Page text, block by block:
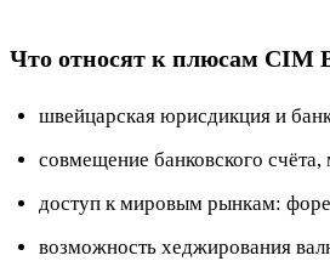
Что относят к плюсам CIM
швейцарская юрисдикция и
совмещение банковского
доступ к мировым рынкам:
возможность хеджирования